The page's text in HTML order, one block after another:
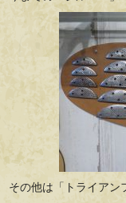
その他は「トライアン